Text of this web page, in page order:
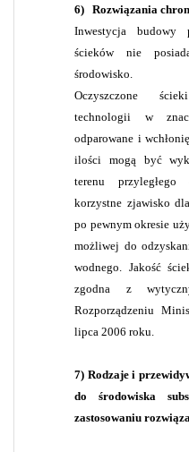
6)
Rozwiązania
Inwestycja budowy
ścieków nie
środowisko.
Oczyszczone
technologii w
odparowane i
ilości mogą być
terenu
korzystne zjawisko
po pewnym okresie
możliwej do
wodnego. Jakość
zgodna z
Rozporządzeniu
lipca 2006 roku.
7) Rodzaje i
do środowiska
zastosowaniu